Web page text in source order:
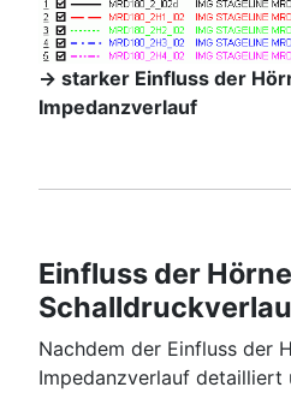
-> starker Einfluss der
Impedanzverlauf
Einfluss der
Nachdem der Einfluss der
Impedanzverlauf detailliert